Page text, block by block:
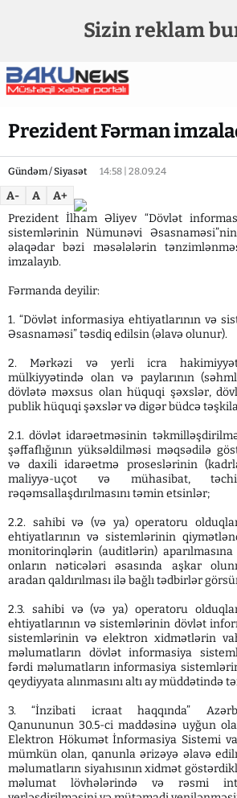
Sizin reklam
Prezident Fərman
Gündəm / Siyasət 14:58 | 28.09.24
A- A
A+
Prezident İlham Əliyev “Dövlət
sistemlərinin Nümunəvi
əlaqədar bəzi məsələlərin
imzalayıb.
Fərmanda deyilir:
1. “Dövlət informasiya ehtiyatlarının və
Əsasnaməsi” təsdiq edilsin (əlavə olunur).
2. Mərkəzi və yerli icra
mülkiyyətində olan və paylarının
dövlətə məxsus olan hüquqi şəxslər,
publik hüquqi şəxslər və digər büdcə
2.1. dövlət idarəetməsinin
şəffaflığının yüksəldilməsi məqsədilə
və daxili idarəetmə proseslərinin
maliyyə-uçot və mühasibat,
rəqəmsallaşdırılmasını təmin etsinlər;
2.2. sahibi və (və ya) operatoru
ehtiyatlarının və sistemlərinin
monitorinqlərin (auditlərin)
onların nəticələri əsasında aşkar
aradan qaldırılması ilə bağlı tədbirlər
2.3. sahibi və (və ya) operatoru
ehtiyatlarının və sistemlərinin dövlət
sistemlərinin və elektron xidmətlərin
məlumatların dövlət informasiya
fərdi məlumatların informasiya
qeydiyyata alınmasını altı ay müddətində
3. “İnzibati icraat haqqında”
Qanununun 30.5-ci maddəsinə uyğun
Elektron Hökumət İnformasiya Sistemi
mümkün olan, qanunla ərizəyə əlavə
məlumatların siyahısının xidmət
məlumat lövhələrində və rəsmi